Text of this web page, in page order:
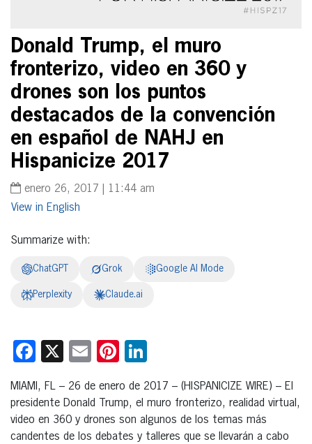
Donald Trump, el muro
fronterizo, video en 360 y
drones son los puntos
destacados de la convención
en español de NAHJ en
Hispanicize 2017
enero 26, 2017 | 11:44 am
English
Summarize with:
ChatGPT Grok Google AI Mode
Perplexity Claude.ai
Facebook
X EmailPinterest
MIAMI, FL – 26 de enero de 2017 – (HISPANICIZE WIRE) – El
presidente Donald Trump, el muro fronterizo, realidad virtual,
video en 360 y drones son algunos de los temas más
candentes de los debates y talleres que se llevarán a cabo